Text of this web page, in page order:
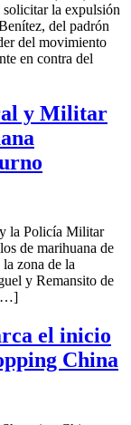
la expulsión
del padrón
del movimiento
en contra del
y Militar
la Policía Militar
de marihuana de
zona de la
y Remansito de
[…]
el inicio
China